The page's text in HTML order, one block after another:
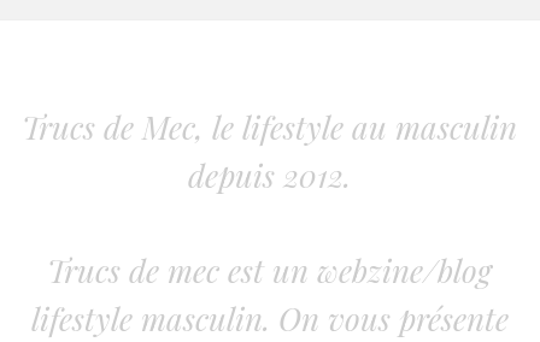
Trucs de Mec, le lifestyle au masculin
depuis 2012.
Trucs de mec est un webzine/blog
lifestyle masculin. On vous présente